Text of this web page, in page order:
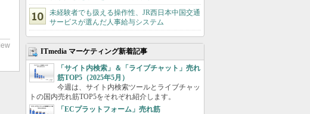
未経験者でも扱える操作性、JR西日本中国交通
サービスが選んだ人事給与システム
ITmedia マーケティング新着記事
「サイト内検索」＆「ライブチャット」売れ
筋TOP5（2025年5月）
今週は、サイト内検索ツールとライブチャッ
トの国内売れ筋TOP5をそれぞれ紹介します。
「ECプラットフォーム」売れ筋